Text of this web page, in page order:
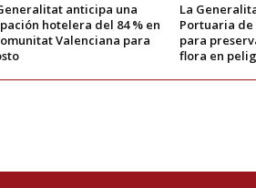
anticipa una
hotelera del 84 % en
Valenciana para
La
Portuaria de
para
flora en